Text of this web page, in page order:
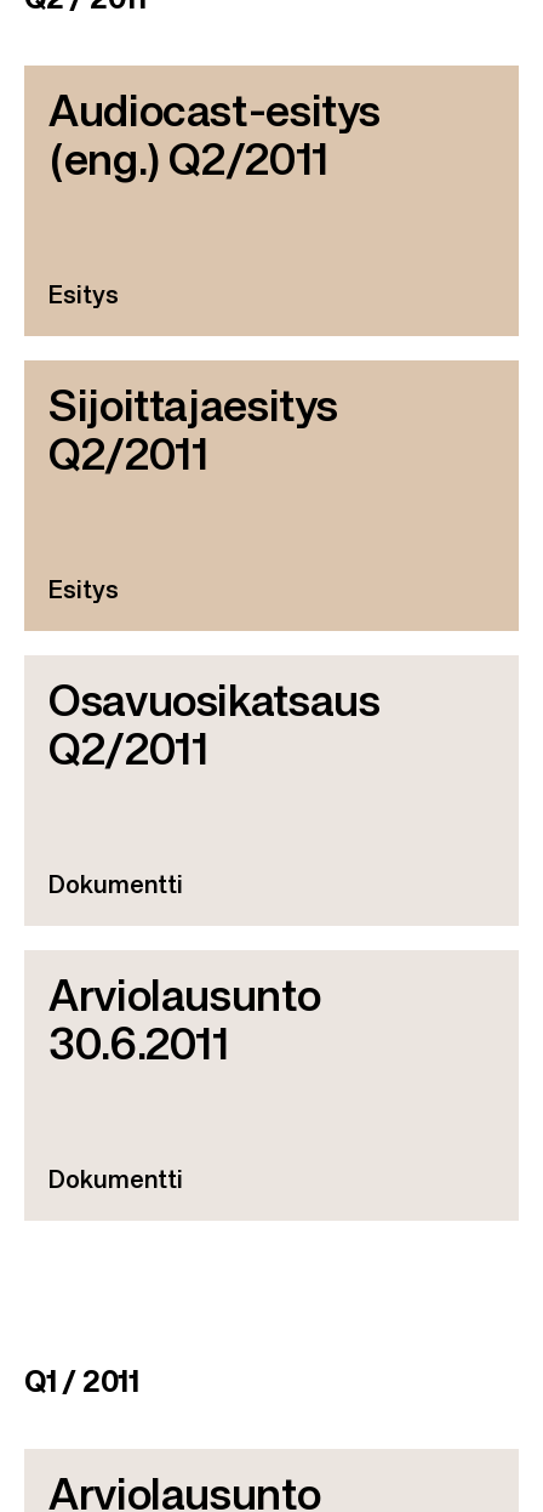
Audiocast-esitys
(eng.) Q2/2011
Esitys
Sijoittajaesitys
Q2/2011
Esitys
Osavuosikatsaus
Q2/2011
Dokumentti
Arviolausunto
30.6.2011
Dokumentti
Q1 / 2011
Arviolausunto